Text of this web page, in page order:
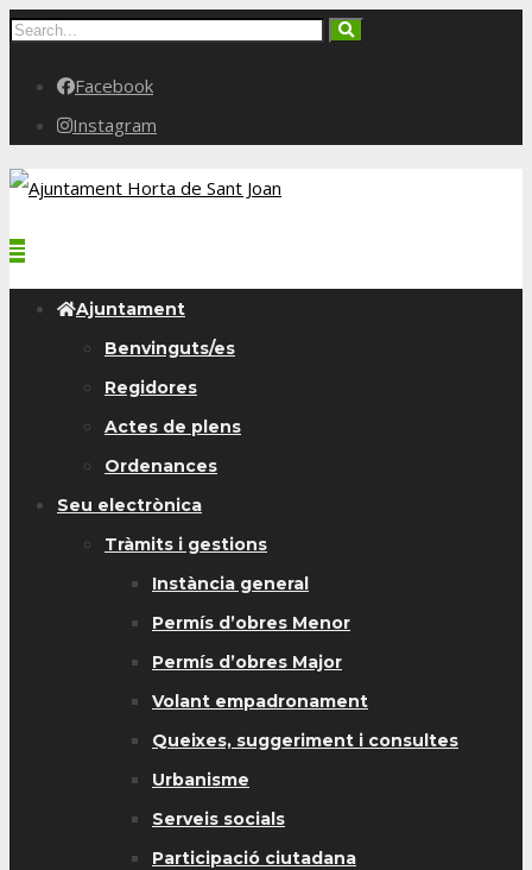
Facebook
Instagram
Ajuntament
Benvinguts/es
Regidores
Actes de plens
Ordenances
Seu electrònica
Tràmits i gestions
Instància general
Permís d’obres Menor
Permís d’obres Major
Volant empadronament
Queixes, suggeriment i consultes
Urbanisme
Serveis socials
Participació ciutadana